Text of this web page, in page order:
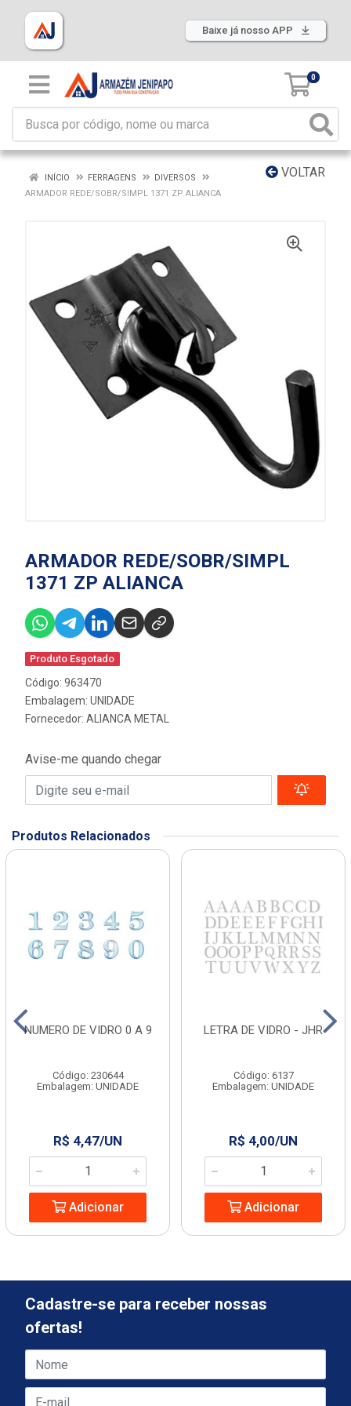
Baixe já nosso APP
0
VOLTAR
INÍCIO FERRAGENS
DIVERSOS
ARMADOR REDE/SOBR/SIMPL 1371 ZP ALIANCA
ARMADOR REDE/SOBR/SIMPL
1371 ZP ALIANCA
Produto Esgotado
Código: 963470
Embalagem: UNIDADE
Fornecedor: ALIANCA METAL
Avise-me quando chegar
Produtos Relacionados
NUMERO DE VIDRO 0 A 9
Código: 230644
Embalagem: UNIDADE
R$ 4,47/UN
Adicionar
LETRA DE VIDRO - JHR
Código: 6137
Embalagem: UNIDADE
R$ 4,00/UN
Adicionar
Cadastre-se para receber nossas
ofertas!